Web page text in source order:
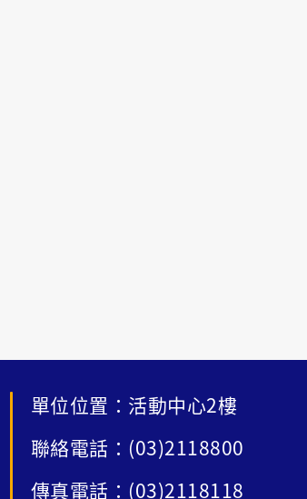
單位位置：活動中心2樓
聯絡電話：(03)2118800
傳真電話：(03)2118118